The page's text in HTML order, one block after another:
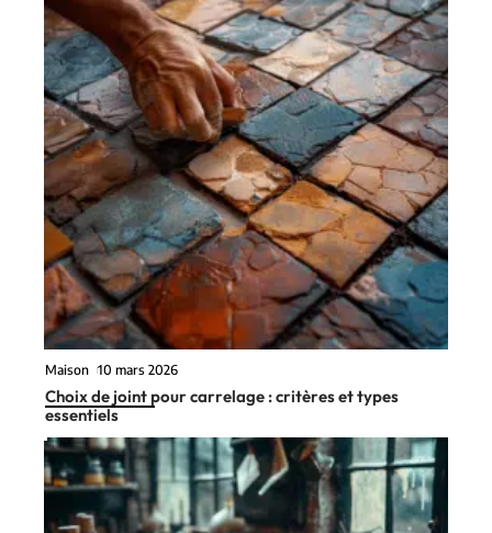
Maison 10 mars 2026
Choix de joint pour carrelage : critères et types
essentiels